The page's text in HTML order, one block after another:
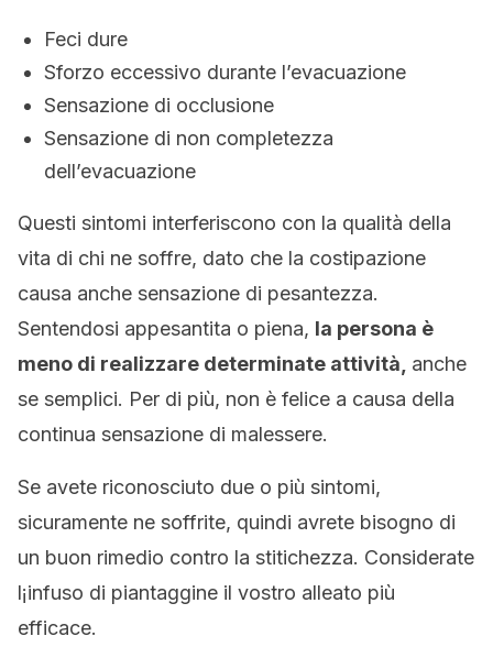
Feci dure
Sforzo eccessivo durante l’evacuazione
Sensazione di occlusione
Sensazione di non completezza
dell’evacuazione
Questi sintomi interferiscono con la qualità della
vita di chi ne soffre, dato che la costipazione
causa anche sensazione di pesantezza.
Sentendosi appesantita o piena, la persona è
meno di realizzare determinate attività, anche
se semplici. Per di più, non è felice a causa della
continua sensazione di malessere.
Se avete riconosciuto due o più sintomi,
sicuramente ne soffrite, quindi avrete bisogno di
un buon rimedio contro la stitichezza. Considerate
l¡infuso di piantaggine il vostro alleato più
efficace.